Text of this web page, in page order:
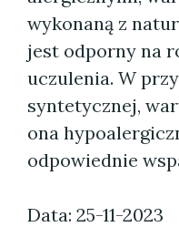
wykonaną z
jest odporny na
uczulenia. W
syntetycznej,
ona
odpowiednie
Data: 25-11-2023